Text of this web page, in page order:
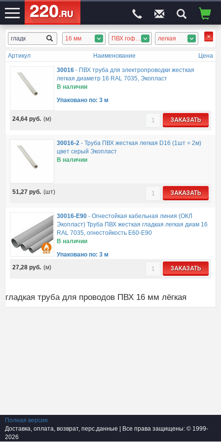
ЭЛЕКТРОСАЙТ№1 16 мм ПВХ гофротруба, ПВХ труба легкая
Артикул Наименование Цена
30016- ПВХ труба для электропроводки жесткая
легкая диаметр 16 RAL 7035, Экопласт
В наличии
Упаковано по: 3 м
24,64 руб. (м) ЗАКАЗАТЬ
30016-2- Труба ПВХ жесткая легкая D16 (1шт = 2м)
цвет серый Экопласт
В наличии
51,27 руб. (шт) ЗАКАЗАТЬ
30016-E90- Огнестойкая кабельная линия (ОКЛ
Экопласт) Труба ПВХ жесткая гладкая легкая диам 16
RAL 7035, огнестойкость E60-E90
В наличии
Упаковано по: 3 м
27,28 руб. (м) ЗАКАЗАТЬ
гладкая труба для проводов ПВХ 16 мм лёгкая
Полная версия
Доставка, оплата, возврат, перс.данные | Все права защищены: © 1999-
2026